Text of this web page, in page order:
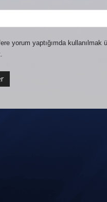
yorum yaptığımda